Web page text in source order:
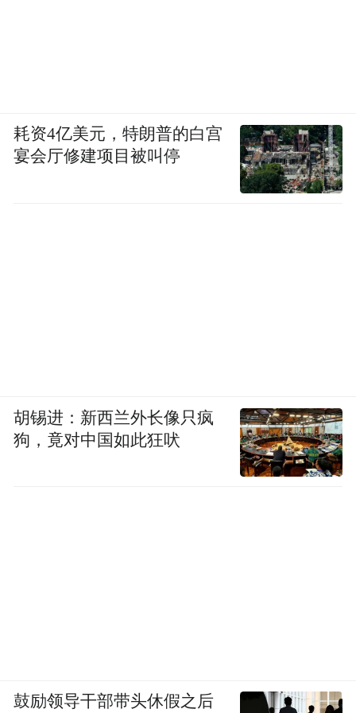
耗资4亿美元，特朗普的白宫
宴会厅修建项目被叫停
胡锡进：新西兰外长像只疯
狗，竟对中国如此狂吠
鼓励领导干部带头休假之后